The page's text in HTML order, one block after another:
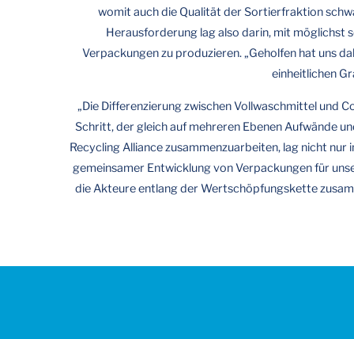
womit auch die Qualität der Sortierfraktion
Herausforderung lag also darin, mit möglichst
Verpackungen zu produzieren. „Geholfen hat uns
einheitlichen
„Die Differenzierung zwischen Vollwaschmittel und
Schritt, der gleich auf mehreren Ebenen Aufwände
Recycling Alliance zusammenzuarbeiten, lag nicht
gemeinsamer Entwicklung von Verpackungen für
die Akteure entlang der Wertschöpfungskette